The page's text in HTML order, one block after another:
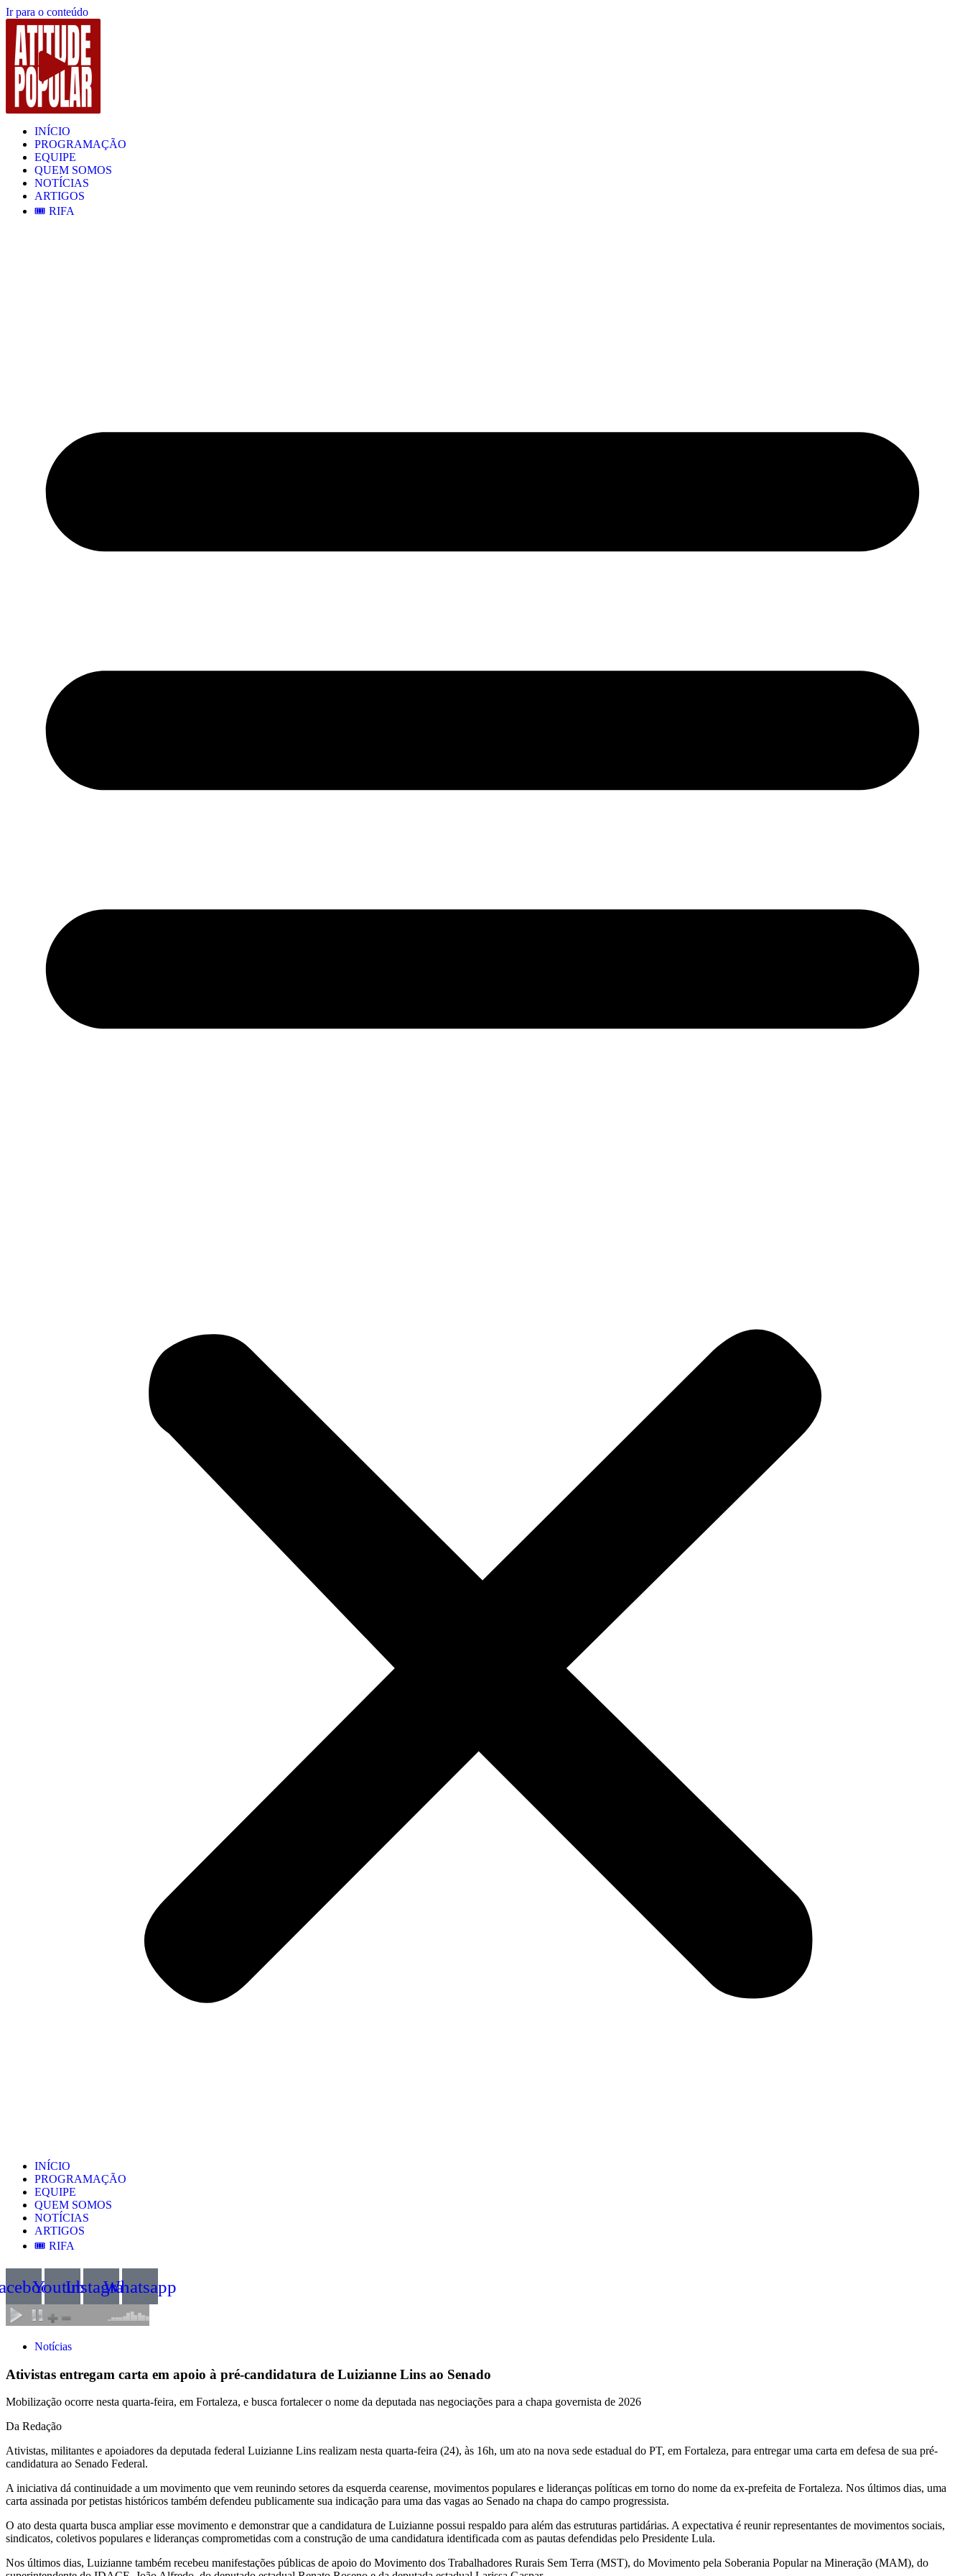
Ir para o conteúdo
INÍCIO
PROGRAMAÇÃO
EQUIPE
QUEM SOMOS
NOTÍCIAS
ARTIGOS
🎟️ RIFA
INÍCIO
PROGRAMAÇÃO
EQUIPE
QUEM SOMOS
NOTÍCIAS
ARTIGOS
🎟️ RIFA
YoutubeInstagramWhatsapp
Notícias
Ativistas entregam carta em apoio à pré-candidatura de Luizianne Lins ao Senado
Mobilização ocorre nesta quarta-feira, em Fortaleza, e busca fortalecer o nome da deputada nas negociações para a chapa governista de 2026
Da Redação
Ativistas, militantes e apoiadores da deputada federal Luizianne Lins realizam nesta quarta-feira (24), às 16h, um ato na nova sede estadual do PT, em Fortaleza, para entregar uma carta em defesa de sua pré-
candidatura ao Senado Federal.
A iniciativa dá continuidade a um movimento que vem reunindo setores da esquerda cearense, movimentos populares e lideranças políticas em torno do nome da ex-prefeita de Fortaleza. Nos últimos dias, uma
carta assinada por petistas históricos também defendeu publicamente sua indicação para uma das vagas ao Senado na chapa do campo progressista.
O ato desta quarta busca ampliar esse movimento e demonstrar que a candidatura de Luizianne possui respaldo para além das estruturas partidárias. A expectativa é reunir representantes de movimentos sociais,
sindicatos, coletivos populares e lideranças comprometidas com a construção de uma candidatura identificada com as pautas defendidas pelo Presidente Lula.
Nos últimos dias, Luizianne também recebeu manifestações públicas de apoio do Movimento dos Trabalhadores Rurais Sem Terra (MST), do Movimento pela Soberania Popular na Mineração (MAM), do